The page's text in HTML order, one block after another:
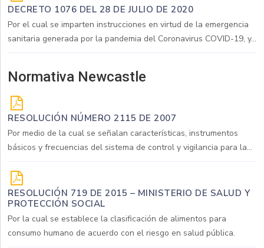
DECRETO 1076 DEL 28 DE JULIO DE 2020
Por el cual se imparten instrucciones en virtud de la emergencia
sanitaria generada por la pandemia del Coronavirus COVID-19, y...
Normativa Newcastle
RESOLUCIÓN NÚMERO 2115 DE 2007
Por medio de la cual se señalan características, instrumentos
básicos y frecuencias del sistema de control y vigilancia para la...
RESOLUCIÓN 719 DE 2015 – MINISTERIO DE SALUD Y
PROTECCIÓN SOCIAL
Por la cual se establece la clasificación de alimentos para
consumo humano de acuerdo con el riesgo en salud pública.